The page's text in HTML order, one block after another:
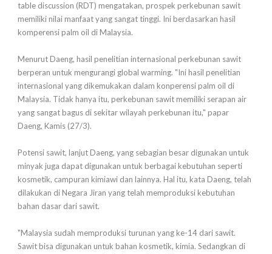
table discussion (RDT) mengatakan, prospek perkebunan sawit
memiliki nilai manfaat yang sangat tinggi. Ini berdasarkan hasil
komperensi palm oil di Malaysia.
Menurut Daeng, hasil penelitian internasional perkebunan sawit
berperan untuk mengurangi global warming. "Ini hasil penelitian
internasional yang dikemukakan dalam konperensi palm oil di
Malaysia. Tidak hanya itu, perkebunan sawit memiliki serapan air
yang sangat bagus di sekitar wilayah perkebunan itu," papar
Daeng, Kamis (27/3).
Potensi sawit, lanjut Daeng, yang sebagian besar digunakan untuk
minyak juga dapat digunakan untuk berbagai kebutuhan seperti
kosmetik, campuran kimiawi dan lainnya. Hal itu, kata Daeng, telah
dilakukan di Negara Jiran yang telah memproduksi kebutuhan
bahan dasar dari sawit.
"Malaysia sudah memproduksi turunan yang ke-14 dari sawit.
Sawit bisa digunakan untuk bahan kosmetik, kimia. Sedangkan di